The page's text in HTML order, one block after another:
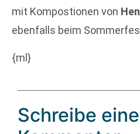
mit Kompostionen von
ebenfalls beim
{ml}
Schreibe